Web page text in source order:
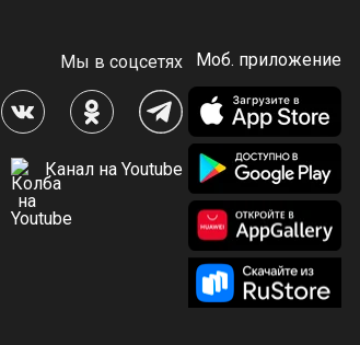
Мы в соцсетях
Канал на Youtube
Моб. приложение